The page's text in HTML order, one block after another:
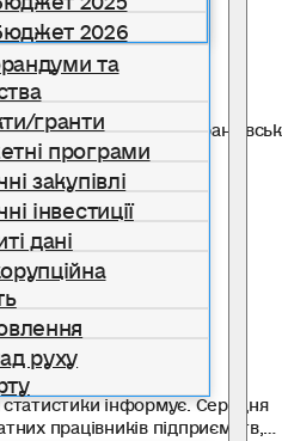
2026
та
гранти
програми
закупівлі
інвестиції
дані
руху
статистики в Івано-
працівників у
інформує. Середня
працівників підприємств,…